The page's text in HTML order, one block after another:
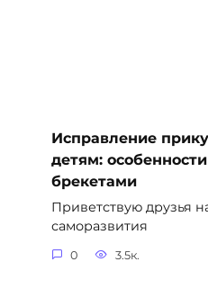
Исправление
детям:
брекетами
Приветствую друзья
саморазвития
0 3.5к.